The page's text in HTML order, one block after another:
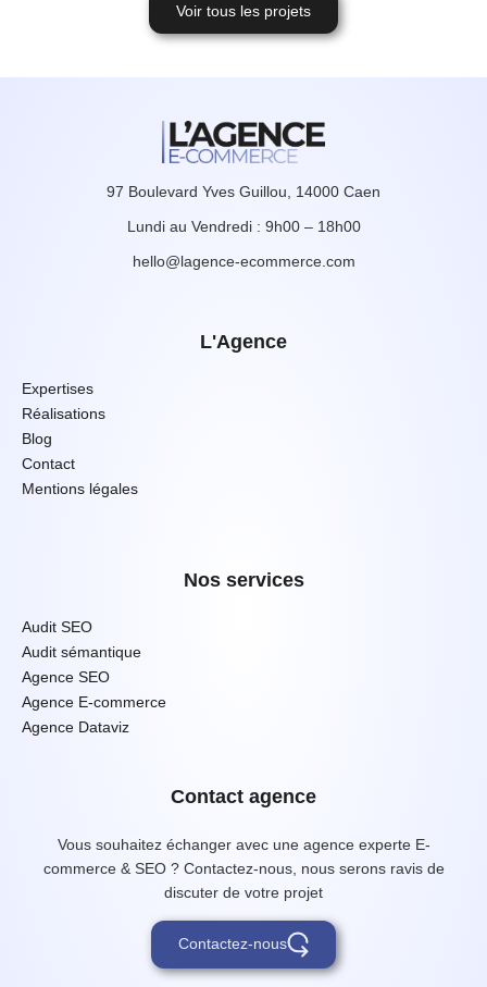
Voir tous les projets
97 Boulevard Yves Guillou, 14000 Caen
Lundi au Vendredi : 9h00 – 18h00
hello@lagence-ecommerce.com
L'Agence
Expertises
Réalisations
Blog
Contact
Mentions légales
Nos services
Audit SEO
Audit sémantique
Agence SEO
Agence E-commerce
Agence Dataviz
Contact agence
Vous souhaitez échanger avec une agence experte E-
commerce & SEO ? Contactez-nous, nous serons ravis de
discuter de votre projet
Contactez-nous